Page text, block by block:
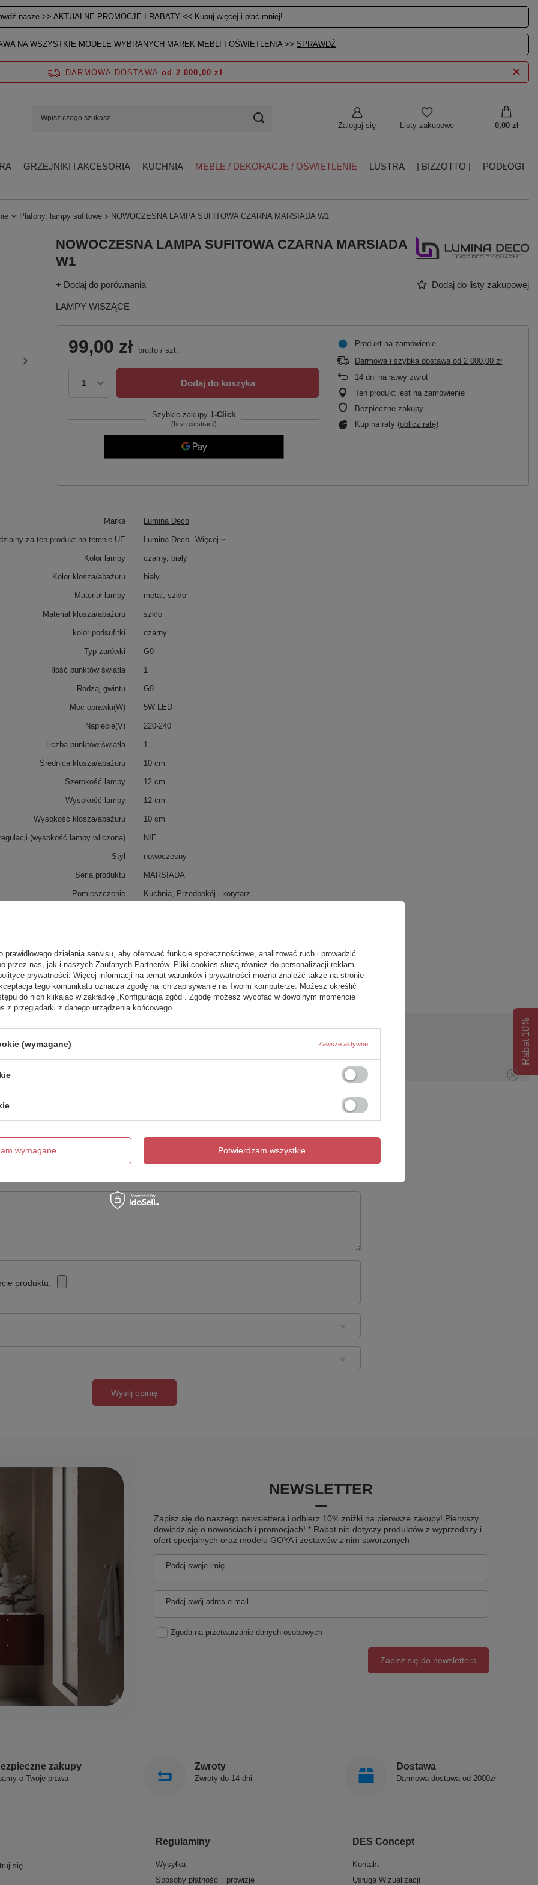
nasze >> AKTUALNE PROMOCJE I RABATY << Kupuj więcej i płać mniej!
NA WSZYSTKIE MODELE WYBRANYCH MAREK MEBLI I OŚWIETLENIA >> SPRAWDŹ
Zaloguj się Listy zakupowe 0,00 zł
DARMOWA DOSTAWA od 2 000,00 zł
GRZEJNIKI I AKCESORIA KUCHNIA MEBLE / DEKORACJE / OŚWIETLENIE LUSTRA | BIZZOTTO |
PODŁOGI
Plafony, lampy sufitowe NOWOCZESNA LAMPA SUFITOWA CZARNA MARSIADA W1
NOWOCZESNA LAMPA SUFITOWA CZARNA MARSIADA
W1
+ Dodaj do porównania Dodaj do listy zakupowej
LAMPY WISZĄCE
99,00 zł brutto/ szt.
Dodaj do koszyka
Szybkie zakupy 1-Click
(bez rejestracji)
Produkt na zamówienie
Darmowa i szybka dostawa od2 000,00 zł
14 dni na łatwy zwrot
Ten produkt jest na zamówienie
Bezpieczne zakupy
Kup na raty (oblicz ratę)
Marka Lumina Deco
za ten produkt na terenie UE Lumina Deco Więcej
Kolor lampy czarny, biały
Kolor klosza/abażuru biały
Materiał lampy metal, szkło
Materiał klosza/abażuru szkło
kolor podsufitki czarny
Typ żarówki G9
Ilość punktów światła 1
Rodzaj gwintu G9
Moc oprawki(W) 5W LED
Napięcie(V) 220-240
Liczba punktów światła 1
Średnica klosza/abażuru 10 cm
Szerokość lampy 12 cm
Wysokość lampy 12 cm
Wysokość klosza/abażuru 10 cm
(wysokość lampy wliczona) NIE
Styl nowoczesny
Seria produktu MARSIADA
Pomieszczenie Kuchnia, Przedpokój i korytarz
Waga produktu 0,5 kg
Gwarancja 24 miesiące
Materiał dominujący Metal, Szkło
najciekawsze pytania i odpowiedzi publikując dla
innych.
5/5
produktu:
Wyślij opinię
NEWSLETTER
Zapisz się do naszego newslettera i odbierz 10% zniżki na pierwsze zakupy! Pierwszy
dowiedz się o nowościach i promocjach! * Rabat nie dotyczy produktów z wyprzedaży i
ofert specjalnych oraz modelu GOYA i zestawów z nim stworzonych
Podaj swoje imię
Podaj swój adres e-mail
Zgoda na przetwarzanie danych osobowych
Zapisz się do newslettera
zakupy
o Twoje prawa
Zwroty
Zwroty do 14 dni
Dostawa
Darmowa dostawa od 2000zł
się
Regulaminy
Wysyłka
Sposoby płatności i prowizje
DES Concept
Kontakt
Usługa Wizualizacji
Rabat 10%
działania serwisu, aby oferować funkcje społecznościowe, analizować ruch i prowadzić
przez nas, jak i naszych Zaufanych Partnerów. Pliki cookies służą również do personalizacji reklam.
prywatności . Więcej informacji na temat warunków i prywatności można znaleźć także na stronie
tego komunikatu oznacza zgodę na ich zapisywanie na Twoim komputerze. Możesz określić
do nich klikając w zakładkę „Konfiguracja zgód”. Zgodę możesz wycofać w dowolnym momencie
z przeglądarki z danego urządzenia końcowego.
(wymagane) Zawsze aktywne
wymagane Potwierdzam wszystkie